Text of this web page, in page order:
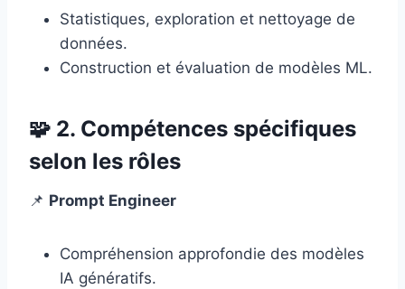
Statistiques, exploration et nettoyage de
données.
Construction et évaluation de modèles ML.
🧩 2. Compétences spécifiques
selon les rôles
📌 Prompt Engineer
Compréhension approfondie des modèles
IA génératifs.